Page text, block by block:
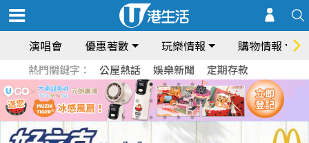
演唱會 優惠著數 玩樂情報 購物情報
熱門關鍵字： 公屋熱話 娛樂新聞 定期存款